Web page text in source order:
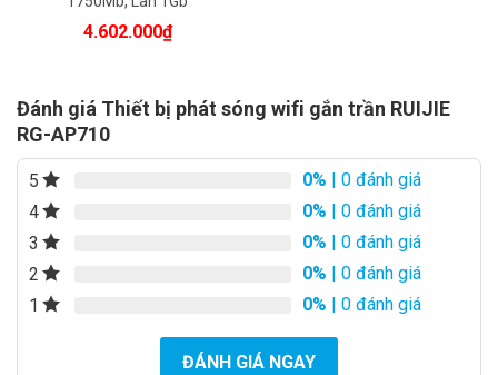
– Kích thước: 194 × 194 × 37 mm.
– Trọng lượng: 0.42kg.
– Bảo hành: 2 năm.
4.602.000₫
Hotspot
450 Mbps/ 2,4GHz và 1300
Mbps/ 5GH
Đánh giá Thiết bị phát sóng wifi gắn trần RUIJIE
RG-AP710
5 0% | 0 đánh giá
4
0% | 0 đánh giá
3
0% | 0 đánh giá
2
0% | 0 đánh giá
1
0% | 0 đánh giá
ĐÁNH GIÁ NGAY